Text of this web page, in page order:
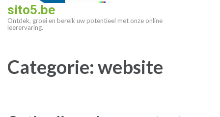
sito5.be
Ontdek, groei en bereik uw potentieel met onze online
leerervaring.
Categorie:website